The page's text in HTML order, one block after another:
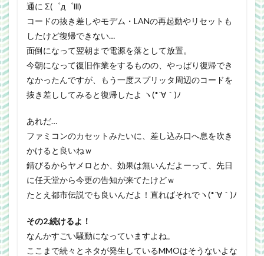
通に Σ(゜д゜lll)
コードの抜き差しやモデム・LANの再起動やリセットも
したけど復帰できない…
面倒になって翌朝まで電源を落として放置。
今朝になって復旧作業をするものの、やっぱり復帰でき
なかったんですが、もう一度スプリッタ周辺のコードを
抜き差ししてみると復帰したよ ヽ(*´∀｀)ﾉ
あれだ…
ファミコンのカセットみたいに、差し込み口へ息を吹き
かけると良いねｗ
錆びるからヤメロとか、効果は無いんだよーって、先日
に任天堂から今更の告知が来てたけどｗ
たとえ都市伝説でも良いんだよ！直ればそれでヽ(*´∀｀)ﾉ
その2.続けるよ！
なんかすごい騒動になっていますよね。
ここまで続々とネタが発生しているMMOはそうないよな